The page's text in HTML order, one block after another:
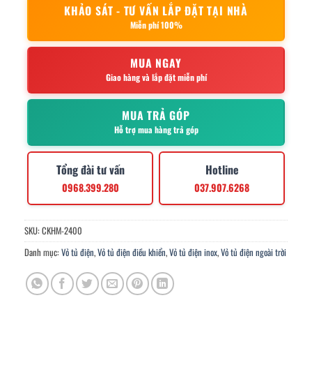
KHẢO SÁT - TƯ VẤN LẮP ĐẶT TẠI NHÀ
Miễn phí 100%
MUA NGAY
Giao hàng và lắp đặt miễn phí
MUA TRẢ GÓP
Hỗ trợ mua hàng trả góp
Tổng đài tư vấn
0968.399.280
Hotline
037.907.6268
SKU: CKHM-2400
Danh mục: Vỏ tủ điện,Vỏ tủ điện điều khiển,Vỏ tủ điện inox,Vỏ tủ điện ngoài trời